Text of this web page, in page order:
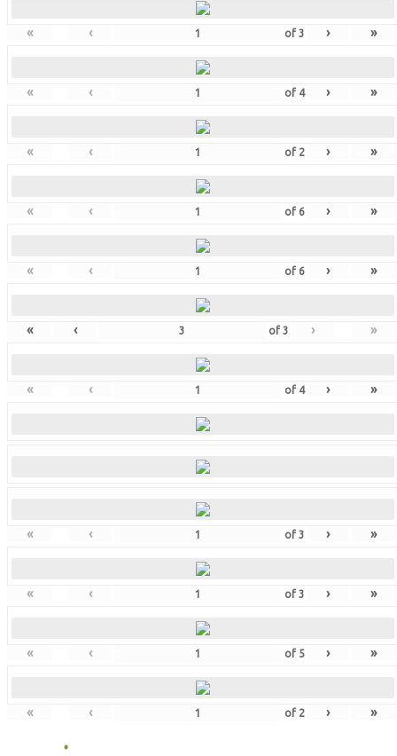
« ‹ of 3 › »
« ‹ of 4 › »
« ‹ of 2 › »
« ‹ of 6 › »
« ‹ of 6 › »
« ‹ of3 › »
« ‹ of 4 › »
« ‹ of 3 › »
« ‹ of 3 › »
« ‹ of 5 › »
« ‹ of 2 › »